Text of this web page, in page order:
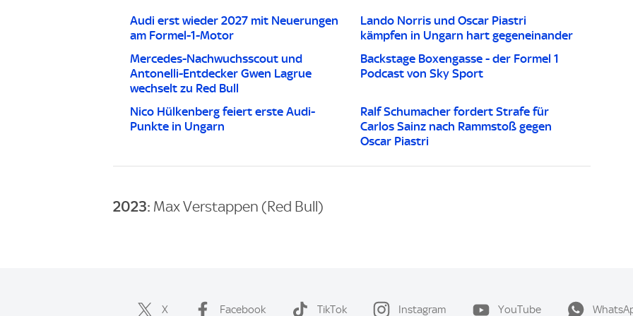
Audi erst wieder 2027 mit Neuerungen
am Formel-1-Motor
Lando Norris und Oscar Piastri
kämpfen in Ungarn hart gegeneinander
Mercedes-Nachwuchsscout und
Antonelli-Entdecker Gwen Lagrue
wechselt zu Red Bull
Backstage Boxengasse - der Formel 1
Podcast von Sky Sport
Nico Hülkenberg feiert erste Audi-
Punkte in Ungarn
Ralf Schumacher fordert Strafe für
Carlos Sainz nach Rammstoß gegen
Oscar Piastri
2023: Max Verstappen (Red Bull)
X Facebook TikTok Instagram YouTube